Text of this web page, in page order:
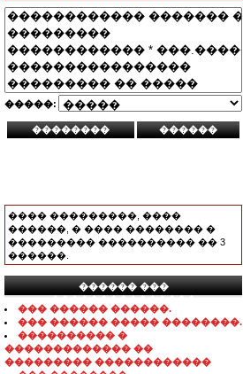
�����:
���� ���������, ����
������, � ���� �������� �
��������� ���������� �� 3
������.
������ ���
���������������
��� ������ ������.
��� ������ ����� ��������.
���������� �
������������� ��
��������� ������������